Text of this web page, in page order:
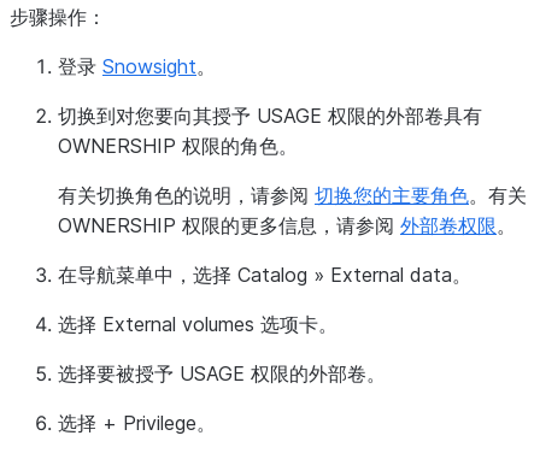
步骤操作：
登录 Snowsight。
切换到对您要向其授予 USAGE 权限的外部卷具有
OWNERSHIP 权限的角色。
有关切换角色的说明，请参阅 切换您的主要角色。有关
OWNERSHIP 权限的更多信息，请参阅 外部卷权限。
在导航菜单中，选择 Catalog » External data。
选择 External volumes 选项卡。
选择要被授予 USAGE 权限的外部卷。
选择 + Privilege。